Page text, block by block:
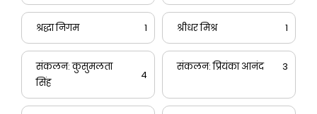
श्रद्धा निगम 1 श्रीधर मिश्र 1
संकलन: कुसुमलता
सिंह
4
संकलन: प्रियंका आनंद 3